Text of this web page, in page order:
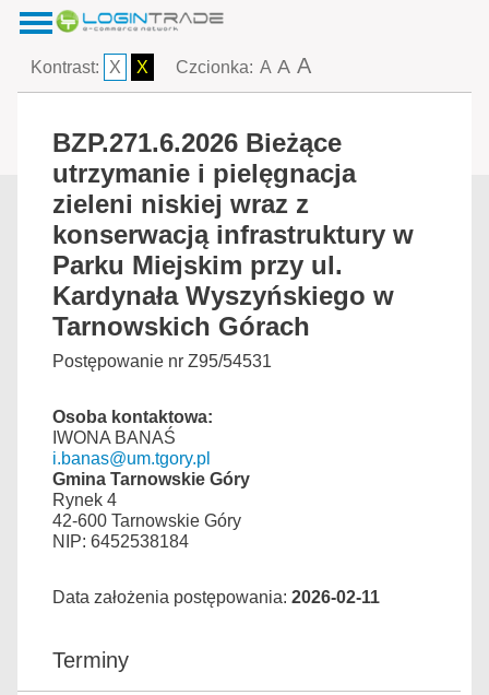
Kontrast: X X Czcionka: A A A
BZP.271.6.2026 Bieżące
utrzymanie i pielęgnacja
zieleni niskiej wraz z
konserwacją infrastruktury w
Parku Miejskim przy ul.
Kardynała Wyszyńskiego w
Tarnowskich Górach
Postępowanie nr Z95/54531
Osoba kontaktowa:
IWONA BANAŚ
i.banas@um.tgory.pl
Gmina Tarnowskie Góry
Rynek 4
42-600 Tarnowskie Góry
NIP: 6452538184
Data założenia postępowania: 2026-02-11
Terminy